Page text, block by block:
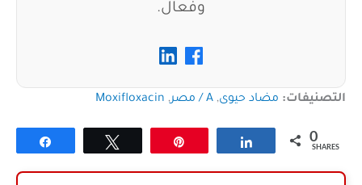
وفعال.
التصنيفات: مضاد حيوى, A / مصر ,
Moxifloxacin
Share 0
SHARES